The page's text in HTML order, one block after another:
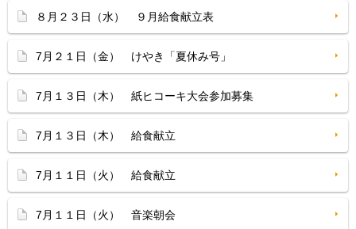
８月２３日（水） ９月給食献立表
7月２１日（金） けやき「夏休み号」
7月１３日（木） 紙ヒコーキ大会参加募集
7月１３日（木） 給食献立
7月１１日（火） 給食献立
7月１１日（火） 音楽朝会